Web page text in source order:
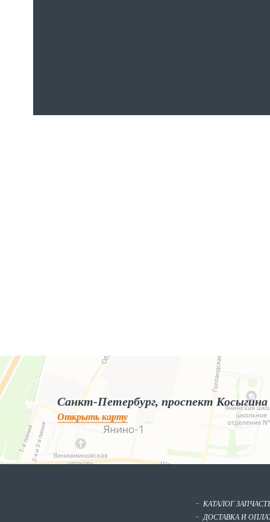
Яндекс.Карты
Яндекс.Карты — поиск мест и адресов, городской транспорт
Санкт-Петербург, проспект Косыгина
Открыть карту
КАТАЛОГ
ДОСТАВКА И